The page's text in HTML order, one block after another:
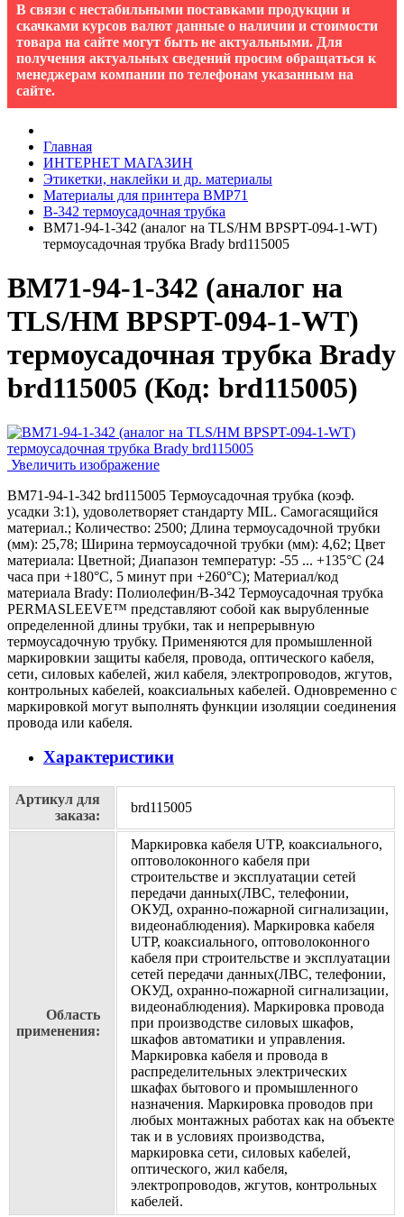
В связи с нестабильными поставками продукции и
скачками курсов валют данные о наличии и стоимости
товара на сайте могут быть не актуальными. Для
получения актуальных сведений просим обращаться к
менеджерам компании по телефонам указанным на
сайте.
Главная
ИНТЕРНЕТ МАГАЗИН
Этикетки, наклейки и др. материалы
Материалы для принтера BMP71
B-342 термоусадочная трубка
BM71-94-1-342 (аналог на TLS/HM BPSPT-094-1-WT)
термоусадочная трубка Brady brd115005
BM71-94-1-342 (аналог на
TLS/HM BPSPT-094-1-WT)
термоусадочная трубка Brady
brd115005 (Код: brd115005)
Увеличить изображение
BM71-94-1-342 brd115005 Термоусадочная трубка (коэф.
усадки 3:1), удоволетворяет стандарту MIL. Самогасящийся
материал.; Количество: 2500; Длина термоусадочной трубки
(мм): 25,78; Ширина термоусадочной трубки (мм): 4,62; Цвет
материала: Цветной; Диапазон температур: -55 ... +135°С (24
часа при +180°С, 5 минут при +260°С); Материал/код
материала Brady: Полиолефин/В-342 Термоусадочная трубка
PERMASLEEVE™ представляют собой как вырубленные
определенной длины трубки, так и непрерывную
термоусадочную трубку. Применяются для промышленной
маркировкии защиты кабеля, провода, оптического кабеля,
сети, силовых кабелей, жил кабеля, электропроводов, жгутов,
контрольных кабелей, коаксиальных кабелей. Одновременно с
маркировкой могут выполнять функции изоляции соединения
провода или кабеля.
Характеристики
Артикул для
заказа:
brd115005
Область
применения:
Маркировка кабеля UTP, коаксиального,
оптоволоконного кабеля при
строительстве и эксплуатации сетей
передачи данных(ЛВС, телефонии,
ОКУД, охранно-пожарной сигнализации,
видеонаблюдения). Маркировка кабеля
UTP, коаксиального, оптоволоконного
кабеля при строительстве и эксплуатации
сетей передачи данных(ЛВС, телефонии,
ОКУД, охранно-пожарной сигнализации,
видеонаблюдения). Маркировка провода
при производстве силовых шкафов,
шкафов автоматики и управления.
Маркировка кабеля и провода в
распределительных электрических
шкафах бытового и промышленного
назначения. Маркировка проводов при
любых монтажных работах как на объекте
так и в условиях производства,
маркировка сети, силовых кабелей,
оптического, жил кабеля,
электропроводов, жгутов, контрольных
кабелей.